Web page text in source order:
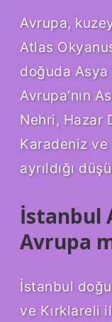
Avrupa,
Atlas
doğuda Asya
Avrupa’nın
Nehri, Hazar
Karadeniz ve
ayrıldığı
İstanbul
Avrupa
İstanbul
ve Kırklareli